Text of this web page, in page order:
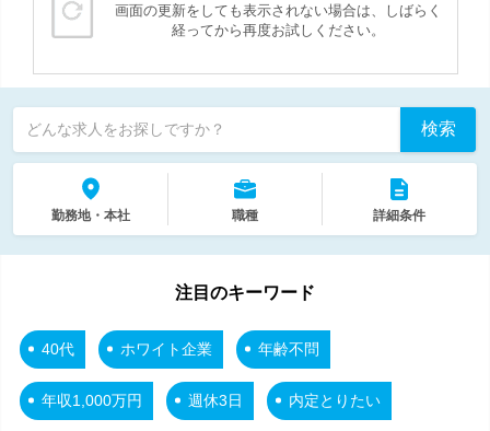
画面の更新をしても表示されない場合は、しばらく
経ってから再度お試しください。
どんな求人をお探しですか？ 検索
勤務地・本社 職種 詳細条件
注目のキーワード
40代 ホワイト企業 年齢不問
年収1,000万円 週休3日 内定とりたい